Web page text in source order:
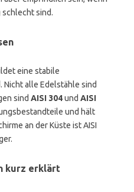
sind.
eine stabile
Nicht alle Edelstähle sind
sind AISI 304und AISI
und hält
an der Küste ist AISI
kurz erklärt